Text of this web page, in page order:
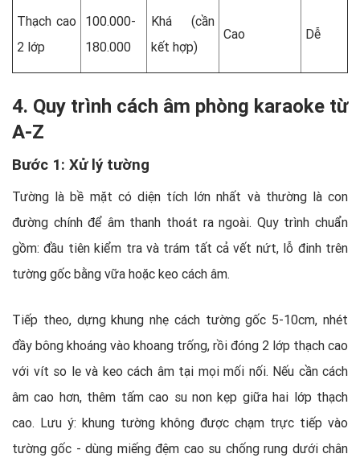
Thạch cao
2 lớp
100.000-
180.000
Khá (cần
kết hợp)
Cao Dễ
4. Quy trình cách âm phòng karaoke từ
A-Z
Bước 1: Xử lý tường
Tường là bề mặt có diện tích lớn nhất và thường là con
đường chính để âm thanh thoát ra ngoài. Quy trình chuẩn
gồm: đầu tiên kiểm tra và trám tất cả vết nứt, lỗ đinh trên
tường gốc bằng vữa hoặc keo cách âm.
Tiếp theo, dựng khung nhẹ cách tường gốc 5-10cm, nhét
đầy bông khoáng vào khoang trống, rồi đóng 2 lớp thạch cao
với vít so le và keo cách âm tại mọi mối nối. Nếu cần cách
âm cao hơn, thêm tấm cao su non kẹp giữa hai lớp thạch
cao. Lưu ý: khung tường không được chạm trực tiếp vào
tường gốc - dùng miếng đệm cao su chống rung dưới chân